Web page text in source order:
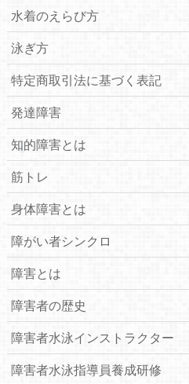
水着のえらび方
泳ぎ方
特定商取引法に基づく表記
発達障害
知的障害とは
筋トレ
身体障害とは
障がい者シンクロ
障害とは
障害者の歴史
障害者水泳インストラクター
障害者水泳指導員養成研修